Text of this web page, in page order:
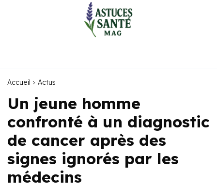
Accueil Actus
Un jeune homme
confronté à un diagnostic
de cancer après des
signes ignorés par les
médecins